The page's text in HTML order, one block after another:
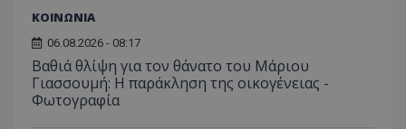
ΚΟΙΝΩΝΙΑ
06.08.2026 - 08:17
Βαθιά θλίψη για τον θάνατο του Μάριου
Γιασσουμή: Η παράκληση της οικογένειας -
Φωτογραφία